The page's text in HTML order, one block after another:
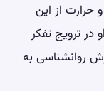
حرارت از این
در ترویج تفکر
روانشناسی به